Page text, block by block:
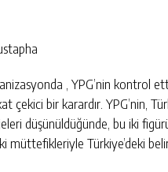
, YPG’nin kontrol
çekici bir karardır. YPG’nin,
düşünüldüğünde, bu iki
müttefikleriyle Türkiye’deki